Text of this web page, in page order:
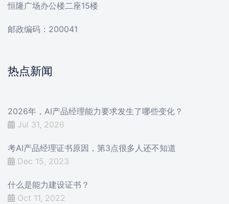
恒隆广场办公楼二座15楼
邮政编码：200041
热点新闻
2026年，AI产品经理能力要求发生了哪些变化？
Jul 31, 2026
考AI产品经理证书原因，第3点很多人还不知道
Dec 15, 2023
什么是能力建设证书？
Oct 11, 2022